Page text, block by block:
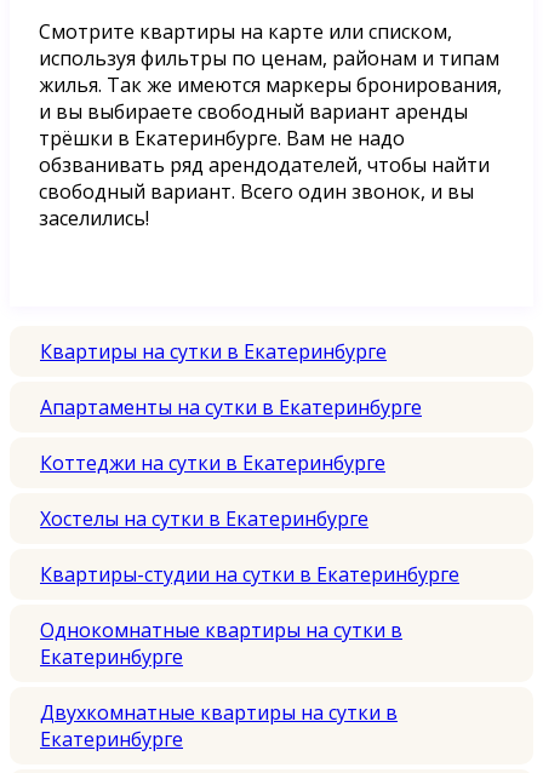
Смотрите квартиры на карте или списком,
используя фильтры по ценам, районам и типам
жилья. Так же имеются маркеры бронирования,
и вы выбираете свободный вариант аренды
трёшки в Екатеринбурге. Вам не надо
обзванивать ряд арендодателей, чтобы найти
свободный вариант. Всего один звонок, и вы
заселились!
Квартиры на сутки в Екатеринбурге
Апартаменты на сутки в Екатеринбурге
Коттеджи на сутки в Екатеринбурге
Хостелы на сутки в Екатеринбурге
Квартиры-студии на сутки в Екатеринбурге
Однокомнатные квартиры на сутки в
Екатеринбурге
Двухкомнатные квартиры на сутки в
Екатеринбурге